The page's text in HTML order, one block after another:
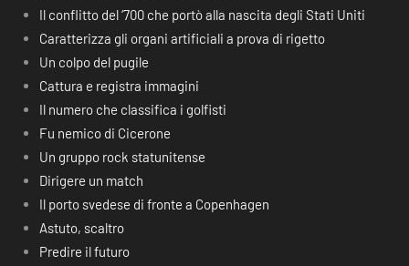
Il conflitto del ‘700 che portò alla nascita degli Stati Uniti
Caratterizza gli organi artificiali a prova di rigetto
Un colpo del pugile
Cattura e registra immagini
Il numero che classifica i golfisti
Fu nemico di Cicerone
Un gruppo rock statunitense
Dirigere un match
Il porto svedese di fronte a Copenhagen
Astuto, scaltro
Predire il futuro